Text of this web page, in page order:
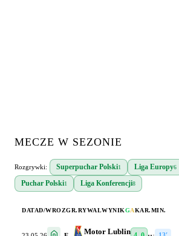
MECZE W SEZONIE
Rozgrywki: Superpuchar Polski1 Liga Europy6
Puchar Polski1 Liga Konferencji8
DATAD/WROZGR.RYWALWYNIKGAKAR.MIN.
Motor Lublin